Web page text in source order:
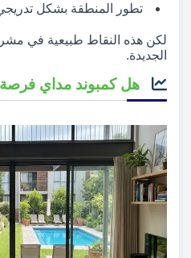
تطور المنطقة بشكل
لكن هذه النقاط طبيعية في
الجديدة.
هل كمبوند مداي فرصة